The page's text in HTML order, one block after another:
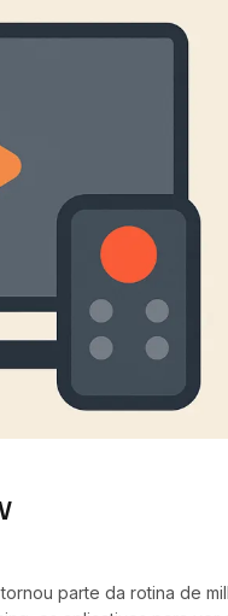
parte da rotina de